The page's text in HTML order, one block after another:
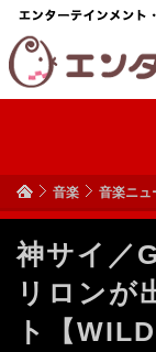
音楽 音楽ニュ
神サイ／
リロンが
ト【